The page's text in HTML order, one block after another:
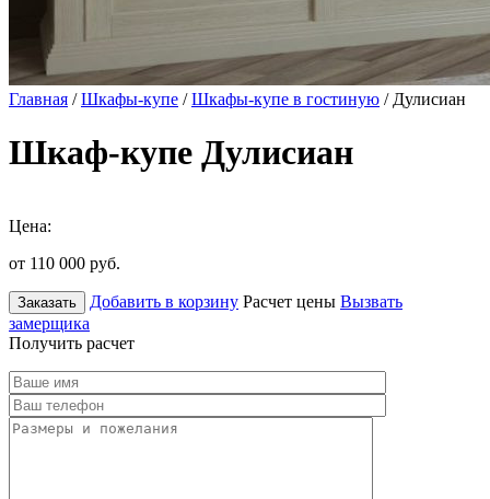
Главная /Шкафы-купе /Шкафы-купе в гостиную / Дулисиан
Шкаф-купе Дулисиан
Цена:
от 110 000 руб.
Заказать Добавить в корзину Расчет цены Вызвать
замерщика
Получить расчет